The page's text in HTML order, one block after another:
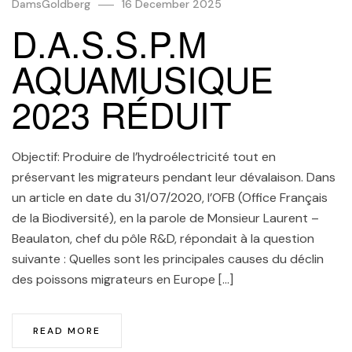
DamsGoldberg 16 December 2025
D.A.S.S.P.M
AQUAMUSIQUE
2023 RÉDUIT
Objectif: Produire de l’hydroélectricité tout en
préservant les migrateurs pendant leur dévalaison. Dans
un article en date du 31/07/2020, l’OFB (Office Français
de la Biodiversité), en la parole de Monsieur Laurent –
Beaulaton, chef du pôle R&D, répondait à la question
suivante : Quelles sont les principales causes du déclin
des poissons migrateurs en Europe […]
READ MORE